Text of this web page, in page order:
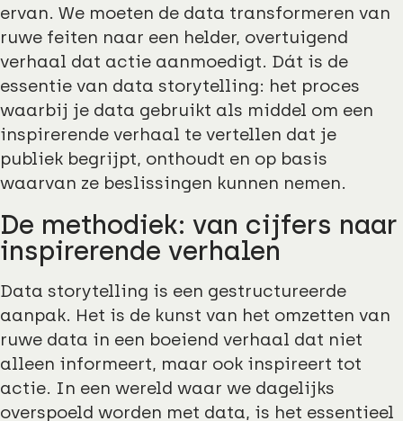
ervan. We moeten de data transformeren van
ruwe feiten naar een helder, overtuigend
verhaal dat actie aanmoedigt. Dát is de
essentie van data storytelling: het proces
waarbij je data gebruikt als middel om een
inspirerende verhaal te vertellen dat je
publiek begrijpt, onthoudt en op basis
waarvan ze beslissingen kunnen nemen.
De methodiek: van cijfers naar
inspirerende verhalen
Data storytelling is een gestructureerde
aanpak. Het is de kunst van het omzetten van
ruwe data in een boeiend verhaal dat niet
alleen informeert, maar ook inspireert tot
actie. In een wereld waar we dagelijks
overspoeld worden met data, is het essentieel